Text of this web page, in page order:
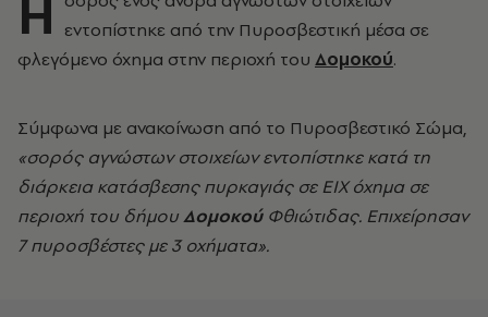
Η εντοπίστηκε από την Πυροσβεστική μέσα σε
φλεγόμενο όχημα στην περιοχή του Δομοκού.
Σύμφωνα με ανακοίνωση από το Πυροσβεστικό Σώμα,
«σορός αγνώστων στοιχείων εντοπίστηκε κατά τη
διάρκεια κατάσβεσης πυρκαγιάς σε ΕΙΧ όχημα σε
περιοχή του δήμουΔομοκούΦθιώτιδας. Επιχείρησαν
7 πυροσβέστες με 3 οχήματα».